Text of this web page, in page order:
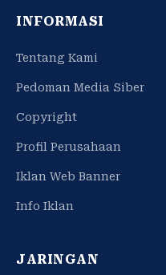
INFORMASI
Tentang Kami
Pedoman Media Siber
Copyright
Profil Perusahaan
Iklan Web Banner
Info Iklan
JARINGAN